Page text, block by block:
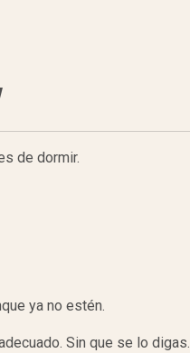
de dormir.
ya no estén.
Sin que se lo digas.